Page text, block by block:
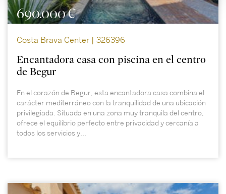
690.000 €
Costa Brava Center | 326396
Encantadora casa con piscina en el centro
de Begur
En el corazón de Begur, esta encantadora casa combina el
carácter mediterráneo con la tranquilidad de una ubicación
privilegiada. Situada en una zona muy tranquila del centro,
ofrece el equilibrio perfecto entre privacidad y cercanía a
todos los servicios y...